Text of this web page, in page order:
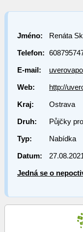
Jméno: Renáta
Telefon:
E-mail:
Web: http://
Kraj: Ostrava
Druh: Půjčky
Typ: Nabídka
Datum:
Jedná se o